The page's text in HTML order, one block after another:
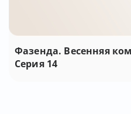
Фазенда. Весенняя
Серия 14